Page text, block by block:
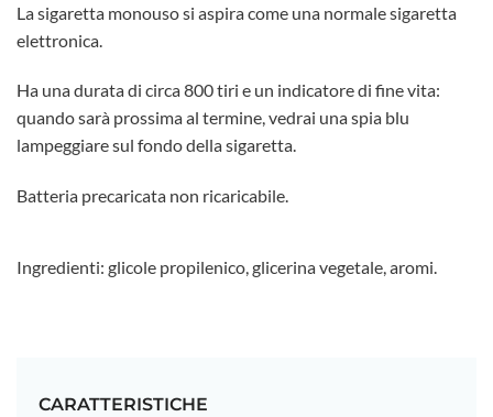
La sigaretta monouso si aspira come una normale sigaretta
elettronica.
Ha una durata di circa 800 tiri e un indicatore di fine vita:
quando sarà prossima al termine, vedrai una spia blu
lampeggiare sul fondo della sigaretta.
Batteria precaricata non ricaricabile.
Ingredienti: glicole propilenico, glicerina vegetale, aromi.
CARATTERISTICHE